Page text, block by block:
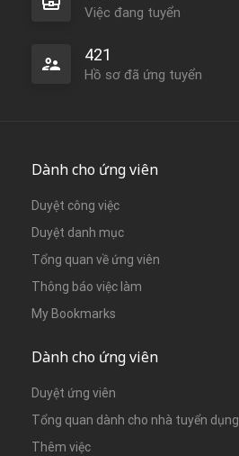
Việc đang tuyển
421
Hồ sơ đã ứng tuyển
Dành cho ứng viên
Duyệt công việc
Duyệt danh mục
Tổng quan về ứng viên
Thông báo việc làm
My Bookmarks
Dành cho ứng viên
Duyệt ứng viên
Tổng quan dành cho nhà tuyển dụng
Thêm việc